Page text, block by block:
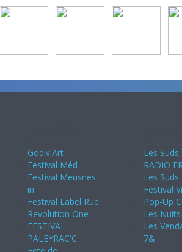
Godiv'Art
Festival Méd
Festival Meusnes
in
Festival Label Rue
Revolution One
FESTIVAL
PALEYRAC'C
Les
RADIO
Les Suds
Festival
Pop-Up
Les
Les
7&